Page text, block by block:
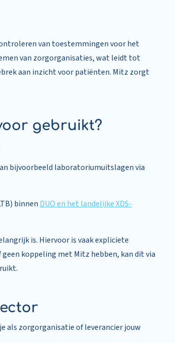
van toestemmingen voor het
van zorgorganisaties, wat leidt tot
aan inzicht voor patiënten. Mitz zorgt
gebruikt?
bijvoorbeeld laboratoriumuitslagen via
binnen DUO en het landelijke XDS-
is. Hiervoor is vaak expliciete
koppeling met Mitz hebben, kan dit via
als zorgorganisatie of leverancier jouw